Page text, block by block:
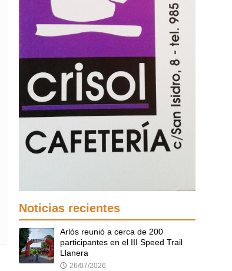
Noticias recientes
Arlós reunió a cerca de 200
participantes en el III Speed Trail
Llanera
🕔 26/07/2026